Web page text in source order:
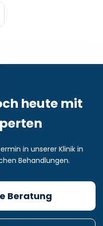
heute mit
in unserer Klinik in
Behandlungen.
Beratung